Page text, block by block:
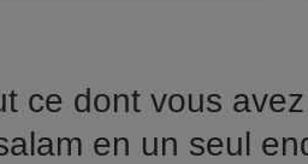
ce dont vous
en un seul